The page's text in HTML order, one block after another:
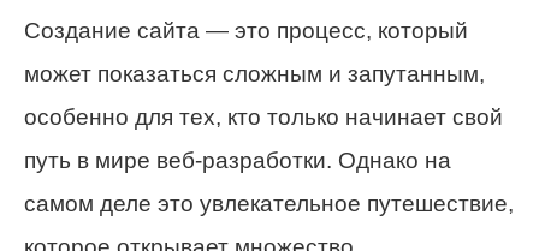
Создание сайта — это процесс, который
может показаться сложным и запутанным,
особенно для тех, кто только начинает свой
путь в мире веб-разработки. Однако на
самом деле это увлекательное путешествие,